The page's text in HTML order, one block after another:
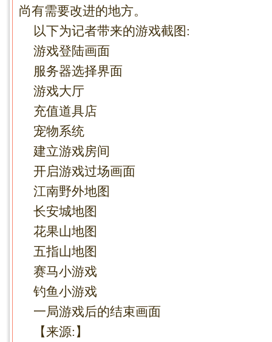
尚有需要改进的地方。
以下为记者带来的游戏截图:
游戏登陆画面
服务器选择界面
游戏大厅
充值道具店
宠物系统
建立游戏房间
开启游戏过场画面
江南野外地图
长安城地图
花果山地图
五指山地图
赛马小游戏
钓鱼小游戏
一局游戏后的结束画面
【来源:】